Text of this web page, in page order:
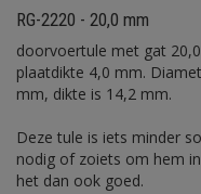
RG-2220 - 20,0 mm
doorvoertule met gat
plaatdikte 4,0 mm.
mm, dikte is 14,2 mm.
Deze tule is iets minder
nodig of zoiets om hem
het dan ook goed.